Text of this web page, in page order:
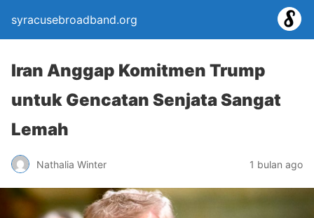
syracusebroadband.org
Iran Anggap Komitmen Trump
untuk Gencatan Senjata Sangat
Lemah
Nathalia Winter 1 bulan ago